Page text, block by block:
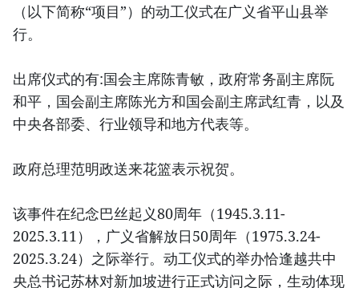
（以下简称“项目”）的动工仪式在广义省平山县举
行。
出席仪式的有:国会主席陈青敏，政府常务副主席阮
和平，国会副主席陈光方和国会副主席武红青，以及
中央各部委、行业领导和地方代表等。
政府总理范明政送来花篮表示祝贺。
该事件在纪念巴丝起义80周年（1945.3.11-
2025.3.11），广义省解放日50周年（1975.3.24-
2025.3.24）之际举行。动工仪式的举办恰逢越共中
央总书记苏林对新加坡进行正式访问之际，生动体现